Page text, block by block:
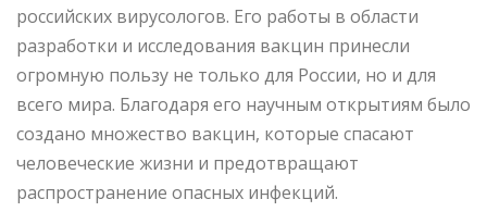
российских вирусологов. Его работы в области
разработки и исследования вакцин принесли
огромную пользу не только для России, но и для
всего мира. Благодаря его научным открытиям было
создано множество вакцин, которые спасают
человеческие жизни и предотвращают
распространение опасных инфекций.